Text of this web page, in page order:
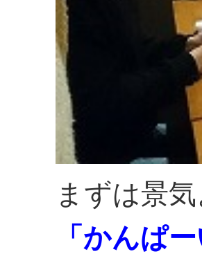
まずは景気
「かんぱー